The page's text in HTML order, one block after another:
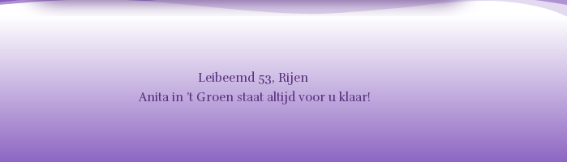
Leibeemd 53, Rijen
Anita in ’t Groen staat altijd voor u klaar!